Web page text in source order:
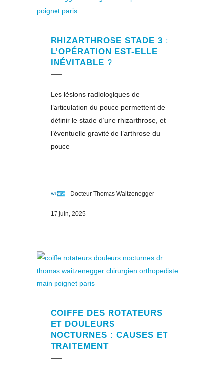
RHIZARTHROSE STADE 3 :
L’OPÉRATION EST-ELLE
INÉVITABLE ?
Les lésions radiologiques de
l’articulation du pouce permettent de
définir le stade d’une rhizarthrose, et
l’éventuelle gravité de l’arthrose du
pouce
Docteur Thomas Waitzenegger
17 juin, 2025
COIFFE DES ROTATEURS
ET DOULEURS
NOCTURNES : CAUSES ET
TRAITEMENT